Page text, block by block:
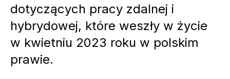
dotyczących pracy zdalnej i
hybrydowej, które weszły w życie
w kwietniu 2023 roku w polskim
prawie.